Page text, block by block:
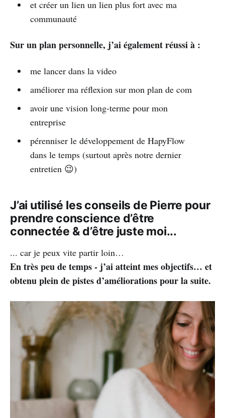
et créer un lien un lien plus fort avec ma
communauté
Sur un plan personnelle, j’ai également réussi à :
me lancer dans la video
améliorer ma réflexion sur mon plan de com
avoir une vision long-terme pour mon
entreprise
pérenniser le développement de HapyFlow
dans le temps (surtout après notre dernier
entretien 😉)
J’ai utilisé les conseils de Pierre pour
prendre conscience d’être
connectée & d’être juste moi...
... car je peux vite partir loin…
En très peu de temps - j’ai atteint mes objectifs… et
obtenu plein de pistes d’améliorations pour la suite.